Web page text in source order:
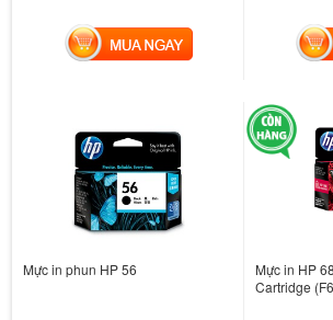
MUA NGAY
Mực in phun HP 56
Mực in HP
Cartridge